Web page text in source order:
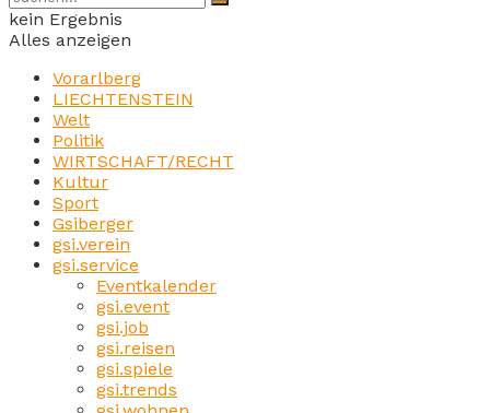
kein Ergebnis
Alles anzeigen
Vorarlberg
LIECHTENSTEIN
Welt
Politik
WIRTSCHAFT/RECHT
Kultur
Sport
Gsiberger
gsi.verein
gsi.service
Eventkalender
gsi.event
gsi.job
gsi.reisen
gsi.spiele
gsi.trends